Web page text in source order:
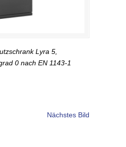
Lyra 5,
0 nach EN 1143-1
Nächstes Bild